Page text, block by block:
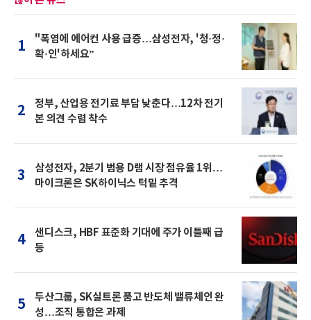
1
"폭염에 에어컨 사용 급증…삼성전자, '청·정·
확·인'하세요”
2
정부, 산업용 전기료 부담 낮춘다…12차 전기
본 의견 수렴 착수
3
삼성전자, 2분기 범용 D램 시장 점유율 1위…
마이크론은 SK하이닉스 턱밑 추격
4
샌디스크, HBF 표준화 기대에 주가 이틀째 급
등
5
두산그룹, SK실트론 품고 반도체 밸류체인 완
성…조직 통합은 과제